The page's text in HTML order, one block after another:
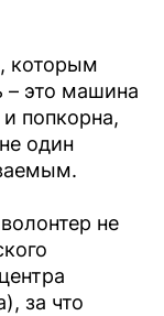
которым
– это машина
попкорна,
один
не
за что